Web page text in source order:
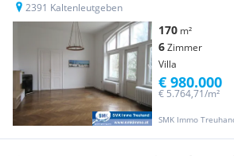
2391 Kaltenleutgeben
170 m²
6Zimmer
Villa
SMK Immo
€ 5.764,71/m²
€ 980.000